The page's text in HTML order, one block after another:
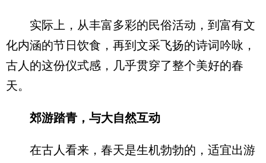
实际上，从丰富多彩的民俗活动，到富有文
化内涵的节日饮食，再到文采飞扬的诗词吟咏，
古人的这份仪式感，几乎贯穿了整个美好的春
天。
郊游踏青，与大自然互动
在古人看来，春天是生机勃勃的，适宜出游